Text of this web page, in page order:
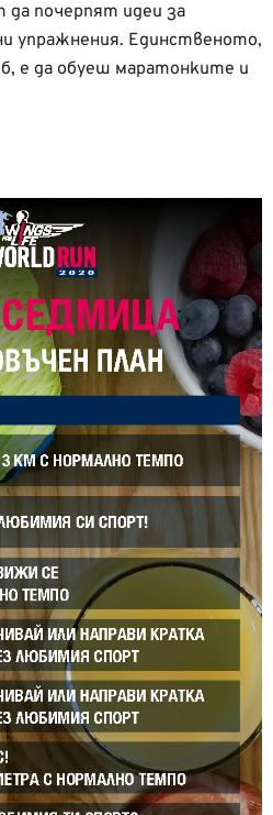
почерпят идеи за
упражнения. Единственото,
е да обуеш маратонките и